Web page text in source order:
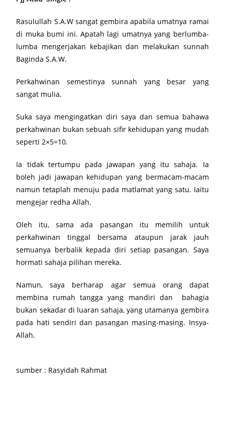
Rasulullah S.A.W sangat gembira apabila umatnya ramai
di muka bumi ini. Apatah lagi umatnya yang berlumba-
lumba mengerjakan kebajikan dan melakukan sunnah
Baginda S.A.W.
Perkahwinan semestinya sunnah yang besar yang
sangat mulia.
Suka saya mengingatkan diri saya dan semua bahawa
perkahwinan bukan sebuah sifir kehidupan yang mudah
seperti 2×5=10.
Ia tidak tertumpu pada jawapan yang itu sahaja. Ia
boleh jadi jawapan kehidupan yang bermacam-macam
namun tetaplah menuju pada matlamat yang satu. Iaitu
mengejar redha Allah.
Oleh itu, sama ada pasangan itu memilih untuk
perkahwinan tinggal bersama ataupun jarak jauh
semuanya berbalik kepada diri setiap pasangan. Saya
hormati sahaja pilihan mereka.
Namun, saya berharap agar semua orang dapat
membina rumah tangga yang mandiri dan bahagia
bukan sekadar di luaran sahaja, yang utamanya gembira
pada hati sendiri dan pasangan masing-masing. Insya-
Allah.
sumber : Rasyidah Rahmat